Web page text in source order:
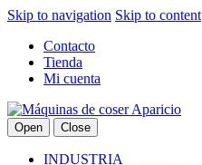
Skip to navigation Skip to content
Contacto
Tienda
Mi cuenta
Open Close
INDUSTRIA